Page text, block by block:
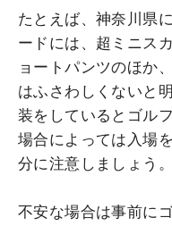
たとえば、神奈川県
ードには、超ミニス
ョートパンツのほか
はふさわしくないと
装をしているとゴル
場合によっては入場
分に注意しましょう。
不安な場合は事前に